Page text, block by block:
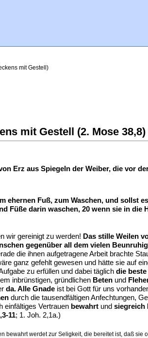
mit Gestell)
mit Gestell (2. Mose 38,8)
Erz aus Spiegeln der Weiber, die vor
ehernen Fuß, zum Waschen, und sollst
Füße darin waschen, 20 wenn sie in
wir gereinigt zu werden! Das stille Weilen
gegenüber all dem vielen
die ihnen aufgetragene Arbeit brachte
ganz gefehlt gewesen und hätte sie auf
zu erfüllen und dabei täglich die
inbrünstigen, gründlichen Beten und
da. Alle Gnade ist bei Gott für uns
durch die tausendfältigen Anfechtungen,
einfältiges Vertrauen bewahrt und siegreich
11; 1. Joh. 2,1a.)
bewahrt werdet zur Seligkeit, die bereitet ist, daß sie